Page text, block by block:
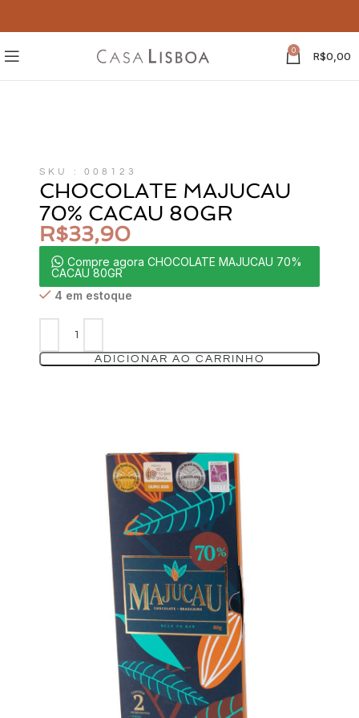
0 R$0,00
SKU : 008123
CHOCOLATE MAJUCAU
70% CACAU 80GR
R$33,90
Compre agora CHOCOLATE MAJUCAU 70%
CACAU 80GR
4 em estoque
ADICIONAR AO CARRINHO